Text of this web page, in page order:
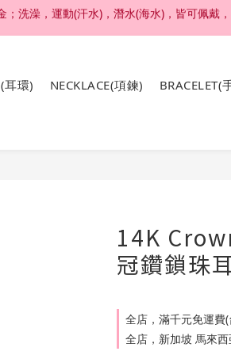
享92折扣 ; 滿六千刷卡分期零利率。
享92折扣 ; 滿六千刷卡分期零利率。
耳環) NECKLACE(項鍊) BRACELET(
14K
冠鑽鎖珠
全店，滿千元免運費(
全店，新加坡 馬來